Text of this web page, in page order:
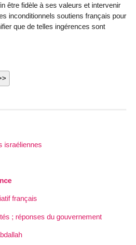
être fidèle à ses valeurs et intervenir
inconditionnels soutiens français pour
que de telles ingérences sont
israéliennes
français
; réponses du gouvernement